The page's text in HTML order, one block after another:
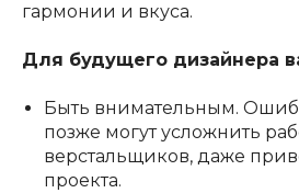
гармонии и вкуса.
Для будущего дизайнера
Быть внимательным.
позже могут усложнить
верстальщиков, даже
проекта.